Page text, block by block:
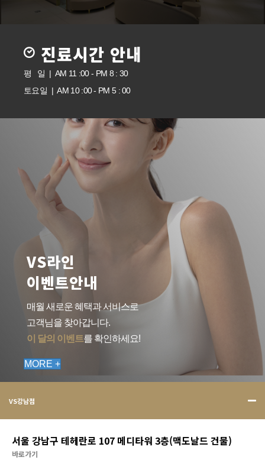
진료시간 안내
평 일 | AM 11 :00 - PM 8 : 30
토요일 | AM 10 :00 - PM 5 : 00
VS라인
이벤트안내
매월 새로운 혜택과 서비스로
고객님을 찾아갑니다.
이 달의 이벤트를 확인하세요!
MORE +
VS강남점
서울 강남구 테헤란로 107 메디타워 3층(맥도날드 건물)
바로가기